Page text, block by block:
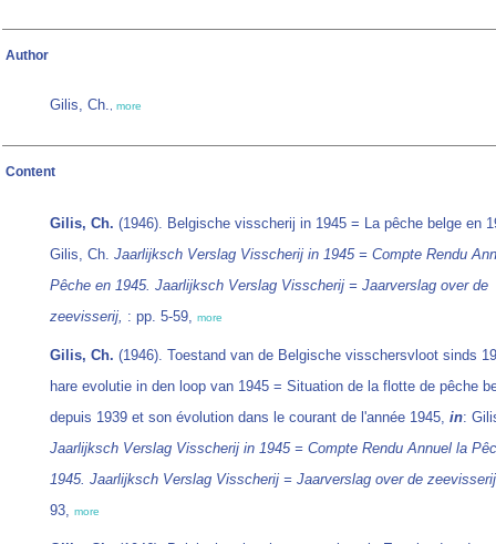
Author
Gilis, Ch., more
Content
Gilis, Ch. (1946). Belgische visscherij in 1945 = La pêche belge en
Gilis, Ch. Jaarlijksch Verslag Visscherij in 1945 = Compte Rendu
Pêche en 1945. Jaarlijksch Verslag Visscherij = Jaarverslag over de
zeevisserij, : pp. 5-59, more
Gilis, Ch. (1946). Toestand van de Belgische visschersvloot sinds
hare evolutie in den loop van 1945 = Situation de la flotte de pêche
depuis 1939 et son évolution dans le courant de l'année 1945, in:
Jaarlijksch Verslag Visscherij in 1945 = Compte Rendu Annuel la
1945. Jaarlijksch Verslag Visscherij = Jaarverslag over de
93, more